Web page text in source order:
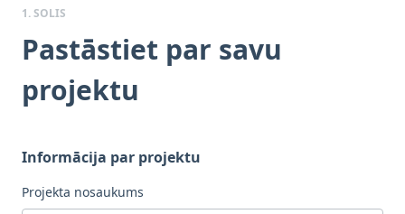
1. SOLIS
Pastāstiet par savu
projektu
Informācija par projektu
Projekta nosaukums